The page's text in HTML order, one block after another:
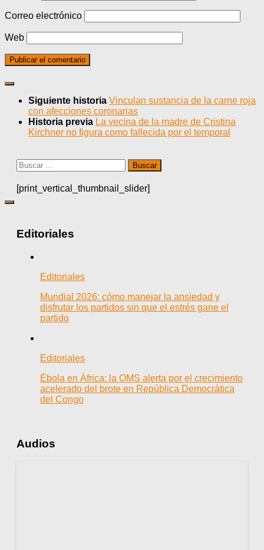
Correo electrónico
Web
Siguiente historia Vinculan sustancia de la carne roja
con afecciones coronarias
Historia previa La vecina de la madre de Cristina
Kirchner no figura como fallecida por el temporal
Buscar:
[print_vertical_thumbnail_slider]
Editoriales
Editoriales
Mundial 2026: cómo manejar la ansiedad y
disfrutar los partidos sin que el estrés gane el
partido
Editoriales
Ébola en África: la OMS alerta por el crecimiento
acelerado del brote en República Democrática
del Congo
Audios